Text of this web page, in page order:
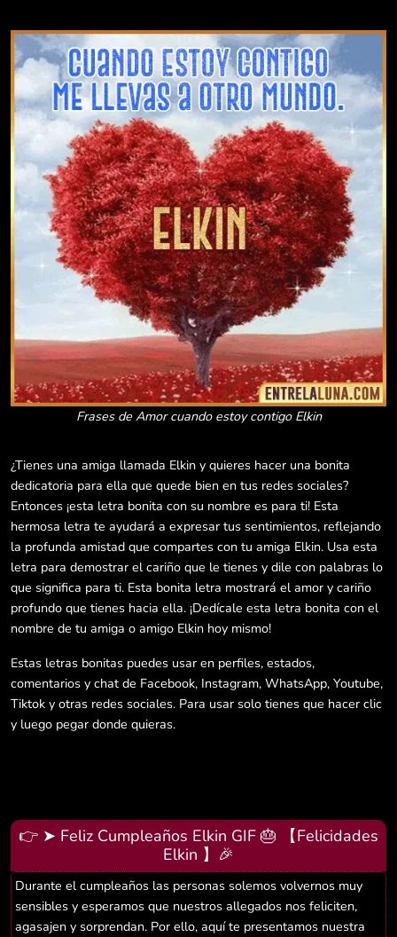
Frases de Amor cuando estoy contigo Elkin
¿Tienes una amiga llamada Elkin y quieres hacer una bonita
dedicatoria para ella que quede bien en tus redes sociales?
Entonces ¡esta letra bonita con su nombre es para ti! Esta
hermosa letra te ayudará a expresar tus sentimientos, reflejando
la profunda amistad que compartes con tu amiga Elkin. Usa esta
letra para demostrar el cariño que le tienes y dile con palabras lo
que significa para ti. Esta bonita letra mostrará el amor y cariño
profundo que tienes hacia ella. ¡Dedícale esta letra bonita con el
nombre de tu amiga o amigo Elkin hoy mismo!
Estas letras bonitas puedes usar en perfiles, estados,
comentarios y chat de Facebook, Instagram, WhatsApp, Youtube,
Tiktok y otras redes sociales. Para usar solo tienes que hacer clic
y luego pegar donde quieras.
👉 ➤ Feliz Cumpleaños Elkin GIF 🎂 【Felicidades
Elkin 】🎉
Durante el cumpleaños las personas solemos volvernos muy
sensibles y esperamos que nuestros allegados nos feliciten,
agasajen y sorprendan. Por ello, aquí te presentamos nuestra